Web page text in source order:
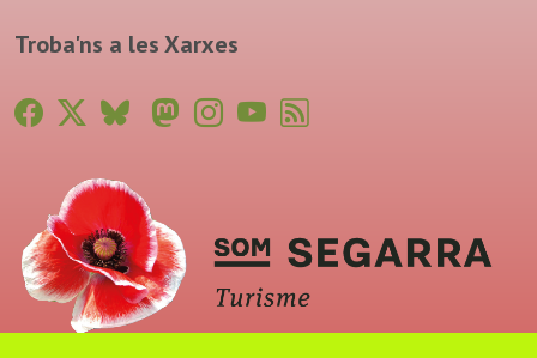
Troba'ns a les Xarxes